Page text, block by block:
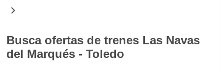
Gracias a una simple búsqueda encontrarás todos
y puedes elegir el que mejor se adapte a tus
necesidades reservando con seguridad.
Busca ofertas de trenes Las Navas
del Marqués - Toledo